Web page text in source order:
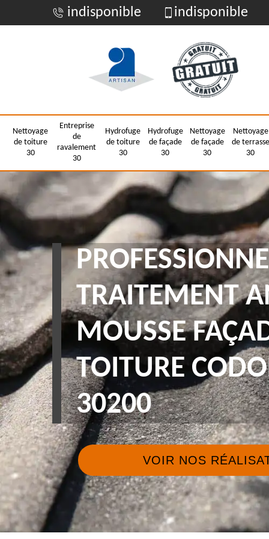
indisponible indisponible
Nettoyage
de toiture
30
Entreprise
de
ravalement
30
Hydrofuge
de toiture
30
Hydrofuge
de façade
30
Nettoyage
de façade
30
Nettoyage
de terrasse
30
TRAITEMENT
MOUSSE
TOITURE
30200
VOIR NOS